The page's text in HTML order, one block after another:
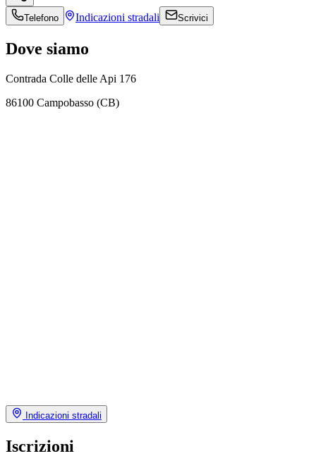
Telefono Indicazioni stradali Scrivici
Dove siamo
Contrada Colle delle Api 176
86100 Campobasso (CB)
Indicazioni stradali
Iscrizioni